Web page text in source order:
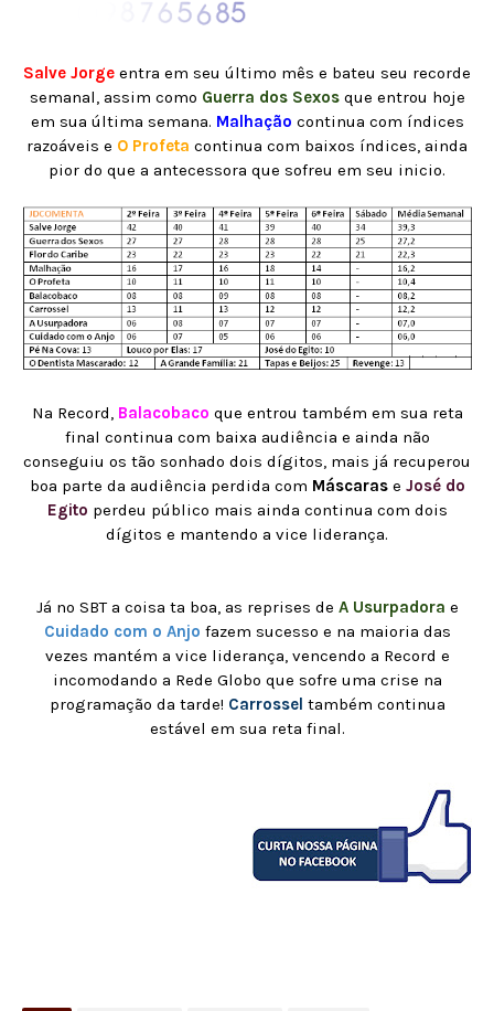
Salve Jorge entra em seu último mês e bateu seu recorde
semanal, assim como Guerra dos Sexosque entrou hoje
em sua última semana. Malhação continua com índices
razoáveis e O Profeta continua com baixos índices, ainda
pior do que a antecessora que sofreu em seu inicio.
Na Record, Balacobaco que entrou também em sua reta
final continua com baixa audiência e ainda não
conseguiu os tão sonhado dois dígitos, mais já recuperou
boa parte da audiência perdida com Máscarase José do
Egito perdeu público mais ainda continua com dois
dígitos e mantendo a vice liderança.
Já no SBT a coisa ta boa, as reprises de A Usurpadora e
Cuidado com o Anjo fazem sucesso e na maioria das
vezes mantém a vice liderança, vencendo a Record e
incomodando a Rede Globo que sofre uma crise na
programação da tarde! Carrossel também continua
estável em sua reta final.